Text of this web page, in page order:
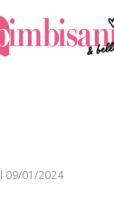
09/01/2024